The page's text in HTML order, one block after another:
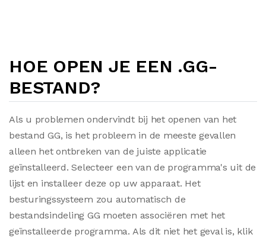
HOE OPEN JE EEN .GG-
BESTAND?
Als u problemen ondervindt bij het openen van het
bestand GG, is het probleem in de meeste gevallen
alleen het ontbreken van de juiste applicatie
geïnstalleerd. Selecteer een van de programma's uit de
lijst en installeer deze op uw apparaat. Het
besturingssysteem zou automatisch de
bestandsindeling GG moeten associëren met het
geïnstalleerde programma. Als dit niet het geval is, klik